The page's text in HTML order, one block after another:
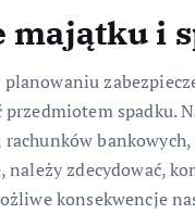
majątku i
spadku.
należy zdecydować,
konsekwencje